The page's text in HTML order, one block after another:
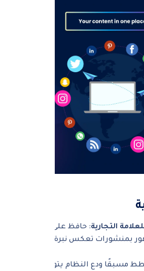
التجارية: حافظ على تواجدك
بمنشورات تعكس نبرة ورسالة
مسبقًا ودع النظام يتولى النشر.